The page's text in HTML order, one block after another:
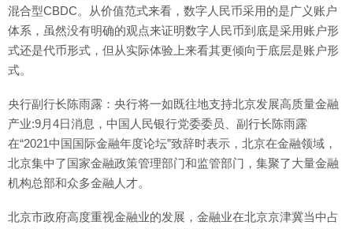
混合型CBDC。从价值范式来看，数字人民币采用的是广义账户
体系，虽然没有明确的观点来证明数字人民币到底是采用账户形
式还是代币形式，但从实际体验上来看其更倾向于底层是账户形
式。
央行副行长陈雨露：央行将一如既往地支持北京发展高质量金融
产业:9月4日消息，中国人民银行党委委员、副行长陈雨露
在“2021中国国际金融年度论坛”致辞时表示，北京在金融领域，
北京集中了国家金融政策管理部门和监管部门，集聚了大量金融
机构总部和众多金融人才。
北京市政府高度重视金融业的发展，金融业在北京京津冀当中占